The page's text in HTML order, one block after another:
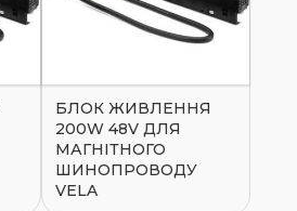
БЛОК ЖИВЛЕННЯ
200W 48V ДЛЯ
МАГНІТНОГО
ШИНОПРОВОДУ
VELA